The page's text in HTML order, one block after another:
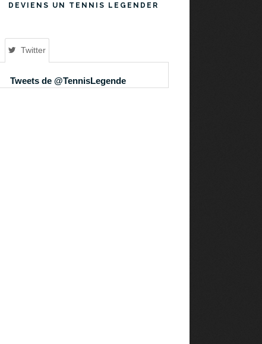
DEVIENS UN TENNIS LEGENDER
Twitter
Tweets de @TennisLegende